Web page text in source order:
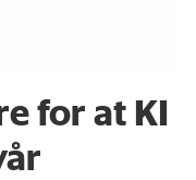
for at KI